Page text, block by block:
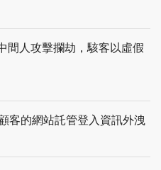
間人攻擊攔劫，駭客以虛假
客的網站託管登入資訊外洩